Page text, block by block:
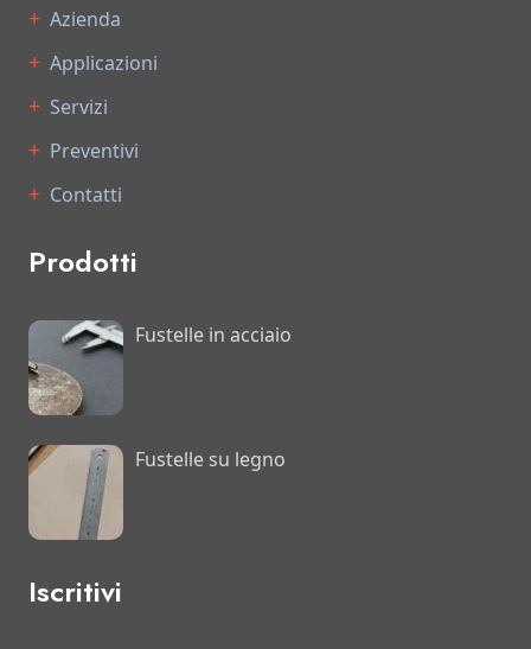
Azienda
Applicazioni
Servizi
Preventivi
Contatti
Prodotti
Fustelle in acciaio
Fustelle su legno
Iscritivi